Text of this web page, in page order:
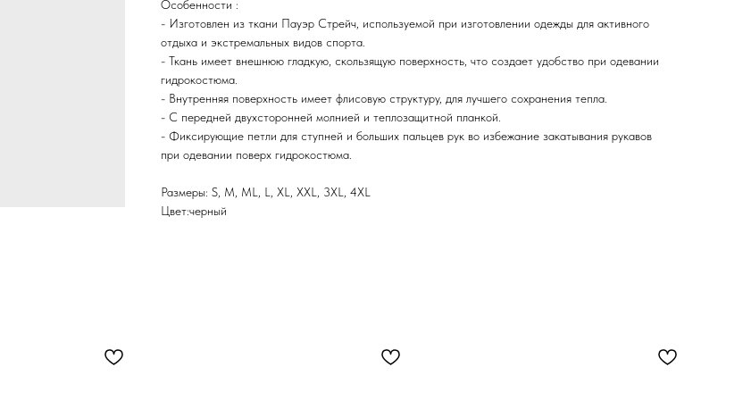
Особенности :
- Изготовлен из ткани Пауэр Стрейч, используемой при изготовлении одежды для активного
отдыха и экстремальных видов спорта.
- Ткань имеет внешнюю гладкую, скользящую поверхность, что создает удобство при одевании
гидрокостюма.
- Внутренняя поверхность имеет флисовую структуру, для лучшего сохранения тепла.
- С передней двухсторонней молнией и теплозащитной планкой.
- Фиксирующие петли для ступней и больших пальцев рук во избежание закатывания рукавов
при одевании поверх гидрокостюма.
Размеры: S, M, ML, L, XL, XXL, 3XL, 4XL
Цвет:черный